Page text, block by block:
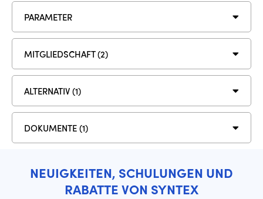
PARAMETER
MITGLIEDSCHAFT (2)
ALTERNATIV (1)
DOKUMENTE (1)
NEUIGKEITEN, SCHULUNGEN UND
RABATTE VON SYNTEX